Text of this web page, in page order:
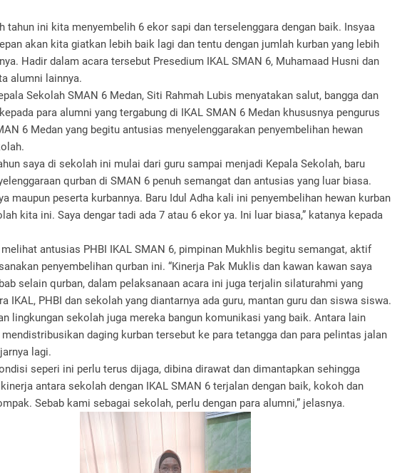
tahun ini kita menyembelih 6 ekor sapi dan terselenggara dengan baik. Insyaa
akan kita giatkan lebih baik lagi dan tentu dengan jumlah kurban yang lebih
Hadir dalam acara tersebut Presedium IKAL SMAN 6, Muhamaad Husni dan
alumni lainnya.
Sekolah SMAN 6 Medan, Siti Rahmah Lubis menyatakan salut, bangga dan
para alumni yang tergabung di IKAL SMAN 6 Medan khususnya pengurus
6 Medan yang begitu antusias menyelenggarakan penyembelihan hewan
saya di sekolah ini mulai dari guru sampai menjadi Kepala Sekolah, baru
qurban di SMAN 6 penuh semangat dan antusias yang luar biasa.
maupun peserta kurbannya. Baru Idul Adha kali ini penyembelihan hewan kurban
kita ini. Saya dengar tadi ada 7 atau 6 ekor ya. Ini luar biasa,” katanya kepada
antusias PHBI IKAL SMAN 6, pimpinan Mukhlis begitu semangat, aktif
penyembelihan qurban ini. “Kinerja Pak Muklis dan kawan kawan saya
selain qurban, dalam pelaksanaan acara ini juga terjalin silaturahmi yang
IKAL, PHBI dan sekolah yang diantarnya ada guru, mantan guru dan siswa siswa.
lingkungan sekolah juga mereka bangun komunikasi yang baik. Antara lain
mendistribusikan daging kurban tersebut ke para tetangga dan para pelintas jalan
lagi.
seperi ini perlu terus dijaga, dibina dirawat dan dimantapkan sehingga
antara sekolah dengan IKAL SMAN 6 terjalan dengan baik, kokoh dan
Sebab kami sebagai sekolah, perlu dengan para alumni,” jelasnya.